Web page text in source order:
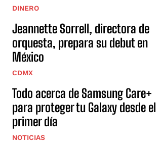
DINERO
Jeannette Sorrell, directora de
orquesta, prepara su debut en
México
CDMX
Todo acerca de Samsung Care+
para proteger tu Galaxy desde el
primer día
NOTICIAS